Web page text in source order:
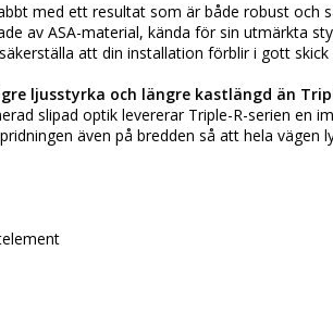
med ett resultat som är både robust och
av ASA-material, kända för sin utmärkta
att din installation förblir i gott skick
ljusstyrka och längre kastlängd än
slipad optik levererar Triple-R-serien en
även på bredden så att hela vägen